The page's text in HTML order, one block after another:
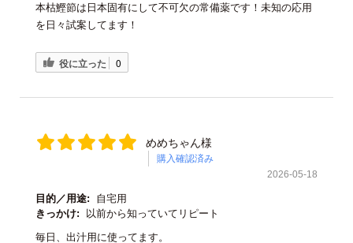
本枯鰹節は日本固有にして不可欠の常備薬です！未知の応用
を日々試案してます！
役に立った 0
めめちゃん様
購入確認済み
2026-05-18
目的／用途:
自宅用
きっかけ:
以前から知っていてリピート
毎日、出汁用に使ってます。